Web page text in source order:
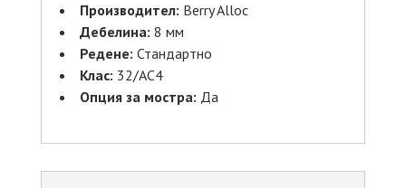
Производител: Berry Alloc
Дебелина: 8 мм
Редене: Стандартно
Клас: 32/АС4
Опция за мостра: Да